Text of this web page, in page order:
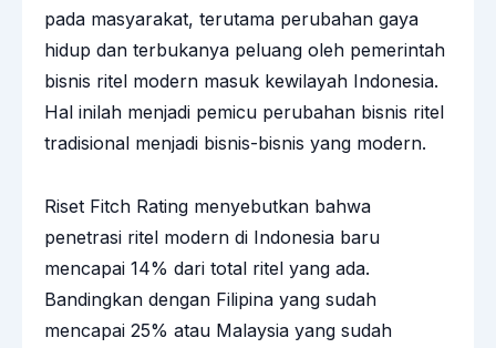
pada masyarakat, terutama perubahan gaya
hidup dan terbukanya peluang oleh pemerintah
bisnis ritel modern masuk kewilayah Indonesia.
Hal inilah menjadi pemicu perubahan bisnis ritel
tradisional menjadi bisnis-bisnis yang modern.
Riset Fitch Rating menyebutkan bahwa
penetrasi ritel modern di Indonesia baru
mencapai 14% dari total ritel yang ada.
Bandingkan dengan Filipina yang sudah
mencapai 25% atau Malaysia yang sudah